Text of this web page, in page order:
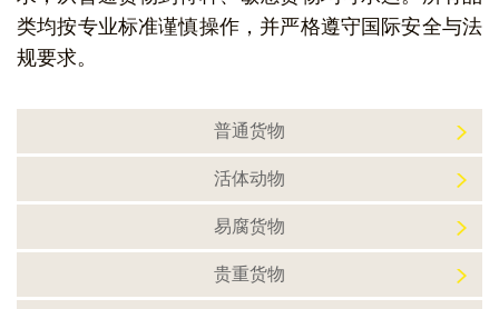
类均按专业标准谨慎操作，并严格遵守国际安全与法
规要求。
普通货物
活体动物
易腐货物
贵重货物